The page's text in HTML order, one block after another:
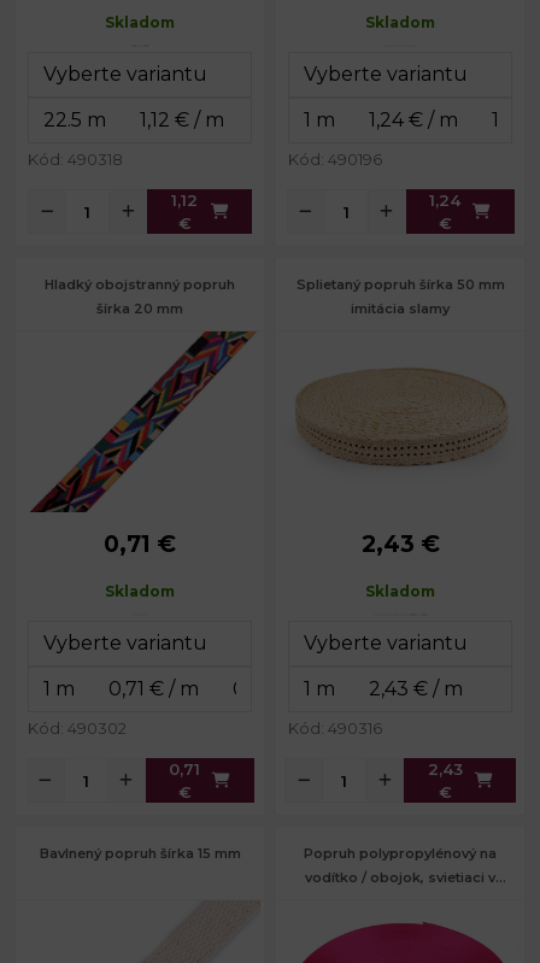
Skladom
Kód: 490318
1,12
€
Skladom
Kód: 490196
1,24
€
Hladký obojstranný popruh
šírka 20 mm
20 mm
0,71 €
Skladom
Kód: 490302
0,71
€
Splietaný popruh šírka 50 mm
imitácia slamy
45 - 50 mm
2,43 €
Skladom
Kód: 490316
2,43
€
Bavlnený popruh šírka 15 mm
Popruh polypropylénový na
vodítko / obojok, svietiaci v